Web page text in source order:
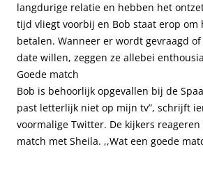
langdurige relatie en hebben het
tijd vliegt voorbij en Bob staat erop om
betalen. Wanneer er wordt gevraagd
date willen, zeggen ze allebei
Goede match
Bob is behoorlijk opgevallen bij de
past letterlijk niet op mijn tv”, schrijft
voormalige Twitter. De kijkers
match met Sheila. ,,Wat een goede